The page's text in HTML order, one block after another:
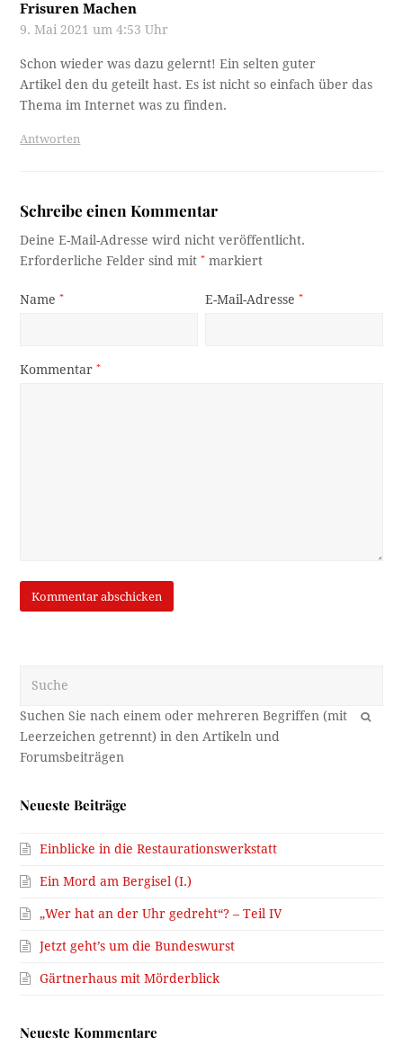
Frisuren Machen
9. Mai 2021 um 4:53 Uhr
Schon wieder was dazu gelernt! Ein selten guter
Artikel den du geteilt hast. Es ist nicht so einfach über das
Thema im Internet was zu finden.
Antworten
Schreibe einen Kommentar
Deine E-Mail-Adresse wird nicht veröffentlicht.
Erforderliche Felder sind mit* markiert
Name* E-Mail-Adresse*
Kommentar*
OK
Neueste Beiträge
Einblicke in die Restaurationswerkstatt
Ein Mord am Bergisel (I.)
„Wer hat an der Uhr gedreht“? – Teil IV
Jetzt geht’s um die Bundeswurst
Gärtnerhaus mit Mörderblick
Neueste Kommentare